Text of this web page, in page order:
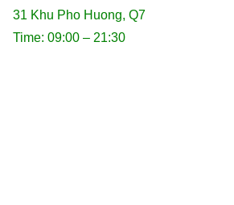
31 Khu Pho Huong, Q7
Time: 09:00 – 21:30